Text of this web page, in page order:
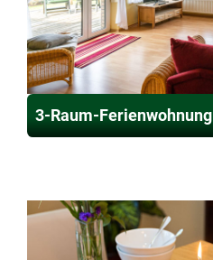
3-Raum-Ferienwohnung